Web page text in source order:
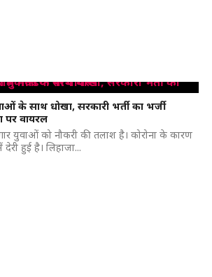
के साथ धोखा, सरकारी भर्ती का भर्जी
पर वायरल
युवाओं को नौकरी की तलाश है। कोरोना के कारण
देरी हुई है। लिहाजा...